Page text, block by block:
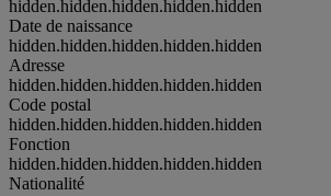
hidden.hidden.hidden.hidden.hidden
Date de naissance
hidden.hidden.hidden.hidden.hidden
Adresse
hidden.hidden.hidden.hidden.hidden
Code postal
hidden.hidden.hidden.hidden.hidden
Fonction
hidden.hidden.hidden.hidden.hidden
Nationalité